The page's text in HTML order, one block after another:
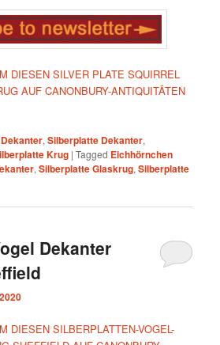
DIESEN SILVER PLATE SQUIRREL
AUF CANONBURY-ANTIQUITÄTEN
,Silberplatte Dekanter,
Krug |Tagged Eichhörnchen
,Silberplatte Glaskrug,Silberplatte
Dekanter
DIESEN SILBERPLATTEN-VOGEL-